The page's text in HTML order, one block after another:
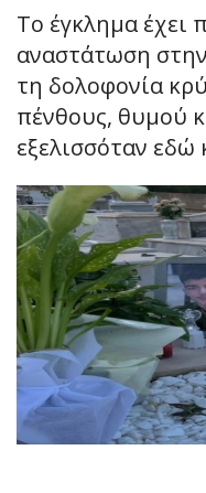
Το έγκλημα έχει
αναστάτωση
τη δολοφονία
πένθους, θυμού
εξελισσόταν εδώ